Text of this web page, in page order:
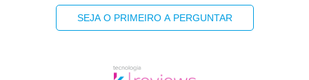
SEJA O PRIMEIRO A PERGUNTAR